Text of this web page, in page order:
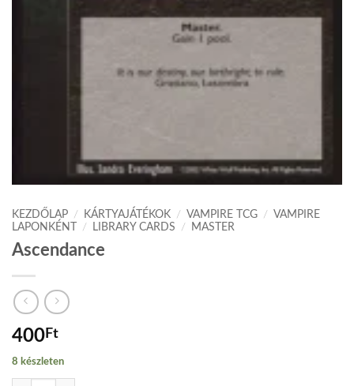
KEZDŐLAP / KÁRTYAJÁTÉKOK / VAMPIRE TCG /
VAMPIRE
LAPONKÉNT
/ LIBRARY CARDS / MASTER
Ascendance
400Ft
8 készleten